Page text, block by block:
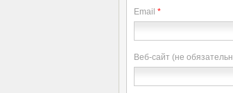
Email *
Веб-сайт (не